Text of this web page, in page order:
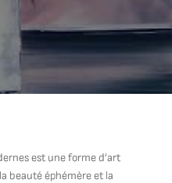
est une forme d’art
beauté éphémère et la